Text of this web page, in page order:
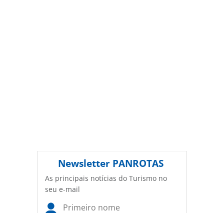
Newsletter PANROTAS
As principais notícias do Turismo no
seu e-mail